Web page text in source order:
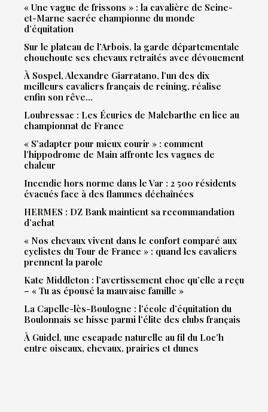
« Une vague de frissons » : la cavalière de Seine-
et-Marne sacrée championne du monde
d’équitation
Sur le plateau de l’Arbois, la garde départementale
chouchoute ses chevaux retraités avec dévouement
À Sospel, Alexandre Giarratano, l’un des dix
meilleurs cavaliers français de reining, réalise
enfin son rêve…
Loubressac : Les Écuries de Malebarthe en lice au
championnat de France
« S’adapter pour mieux courir » : comment
l’hippodrome de Main affronte les vagues de
chaleur
Incendie hors norme dans le Var : 2 500 résidents
évacués face à des flammes déchaînées
HERMES : DZ Bank maintient sa recommandation
d’achat
« Nos chevaux vivent dans le confort comparé aux
cyclistes du Tour de France » : quand les cavaliers
prennent la parole
Kate Middleton : l’avertissement choc qu’elle a reçu
– « Tu as épousé la mauvaise famille »
La Capelle-lès-Boulogne : l’école d’équitation du
Boulonnais se hisse parmi l’élite des clubs français
À Guidel, une escapade naturelle au fil du Loc’h
entre oiseaux, chevaux, prairies et dunes